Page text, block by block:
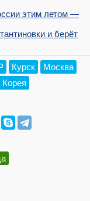
этим летом —
и берёт
Курск
Москва